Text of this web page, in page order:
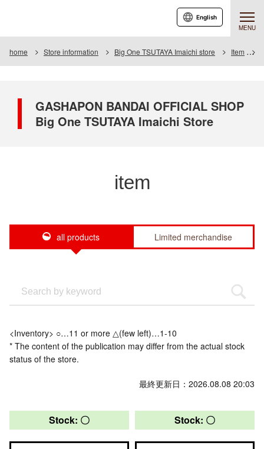
MENU
English
home Store information Big One TSUTAYA Imaichi store Item
GASHAPON BANDAI OFFICIAL SHOP
Big One TSUTAYA Imaichi Store
item
all products Limited merchandise
<Inventory> ○…11 or more △(few left)…1-10
* The content of the publication may differ from the actual stock
status of the store.
最終更新日：2026.08.08 20:03
Stock: 〇 Stock: 〇